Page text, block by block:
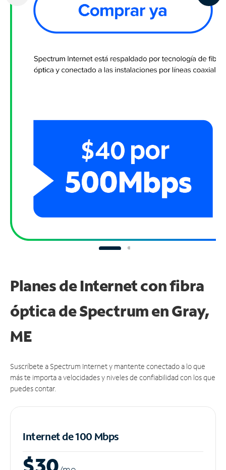
Planes de Internet con fibra
óptica de Spectrum en Gray,
ME
Suscríbete a Spectrum Internet y mantente conectado a lo que
más te importa a velocidades y niveles de confiabilidad con los que
puedes contar.
Internet de 100 Mbps